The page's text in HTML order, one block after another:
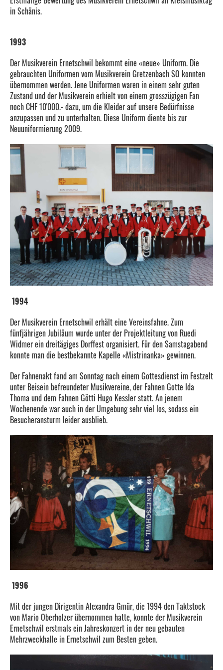
in Schänis.
1993
Der Musikverein Ernetschwil bekommt eine «neue» Uniform. Die
gebrauchten Uniformen vom Musikverein Gretzenbach SO konnten
übernommen werden. Jene Uniformen waren in einem sehr guten
Zustand und der Musikverein erhielt von einem grosszügigen Fan
noch CHF 10'000.- dazu, um die Kleider auf unsere Bedürfnisse
anzupassen und zu unterhalten. Diese Uniform diente bis zur
Neuuniformierung 2009.
1994
Der Musikverein Ernetschwil erhält eine Vereinsfahne. Zum
fünfjährigen Jubiläum wurde unter der Projektleitung von Ruedi
Widmer ein dreitägiges Dorffest organisiert. Für den Samstagabend
konnte man die bestbekannte Kapelle «Mistrinanka» gewinnen.
Der Fahnenakt fand am Sonntag nach einem Gottesdienst im Festzelt
unter Beisein befreundeter Musikvereine, der Fahnen Gotte Ida
Thoma und dem Fahnen Götti Hugo Kessler statt. An jenem
Wochenende war auch in der Umgebung sehr viel los, sodass ein
Besucheransturm leider ausblieb.
1996
Mit der jungen Dirigentin Alexandra Gmür, die 1994 den Taktstock
von Mario Oberholzer übernommen hatte, konnte der Musikverein
Ernetschwil erstmals ein Jahreskonzert in der neu gebauten
Mehrzweckhalle in Ernetschwil zum Besten geben.